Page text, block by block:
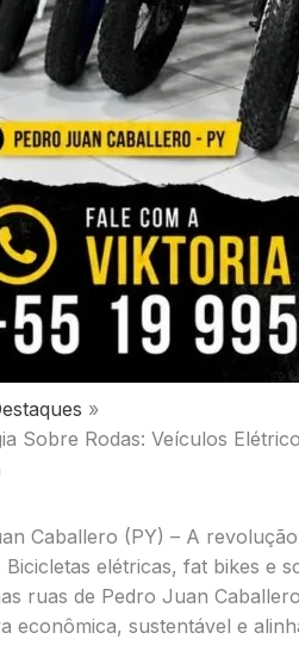
Sobre Rodas: Veículos
Caballero (PY) – A
elétricas, fat bikes e
ruas de Pedro Juan
econômica, sustentável e